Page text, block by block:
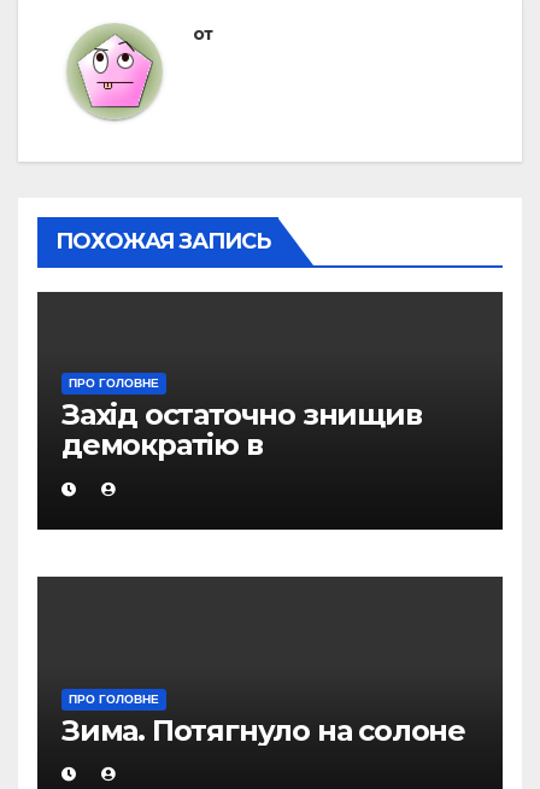
от
ПОХОЖАЯ ЗАПИСЬ
ПРО ГОЛОВНЕ
Захід остаточно знищив
демократію в
Азербайджані ради
NABUCCO — експерти
ПРО ГОЛОВНЕ
Зима. Потягнуло на солоне